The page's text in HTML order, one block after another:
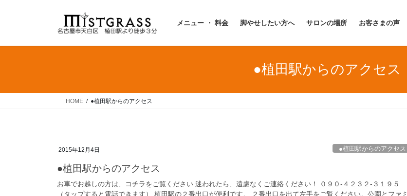
メニュー ・ 料金 脚やせしたい方へ サロンの場所 お客さまの声
●植田駅からのアクセス
HOME ●植田駅からのアクセス
2015年12月4日 ●植田駅からのアクセス
●植田駅からのアクセス
お車でお越しの方は、コチラをご覧ください 迷われたら、遠慮なくご連絡ください！ ０９０-４２３２-３１９５
（タップすると電話できます） 植田駅の２番出口が便利です。 ２番出口を出て左手をご覧ください。公園とファミ